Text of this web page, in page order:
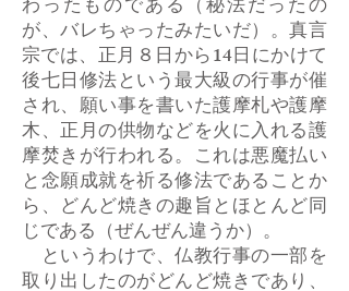
わったものである（秘法だったの
が、バレちゃったみたいだ）。真言
宗では、正月８日から14日にかけて
後七日修法という最大級の行事が催
され、願い事を書いた護摩札や護摩
木、正月の供物などを火に入れる護
摩焚きが行われる。これは悪魔払い
と念願成就を祈る修法であることか
ら、どんど焼きの趣旨とほとんど同
じである（ぜんぜん違うか）。
というわけで、仏教行事の一部を
取り出したのがどんど焼きであり、